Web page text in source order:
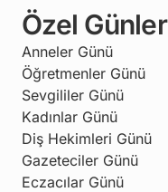
Özel Günler
Anneler Günü
Öğretmenler Günü
Sevgililer Günü
Kadınlar Günü
Diş Hekimleri Günü
Gazeteciler Günü
Eczacılar Günü